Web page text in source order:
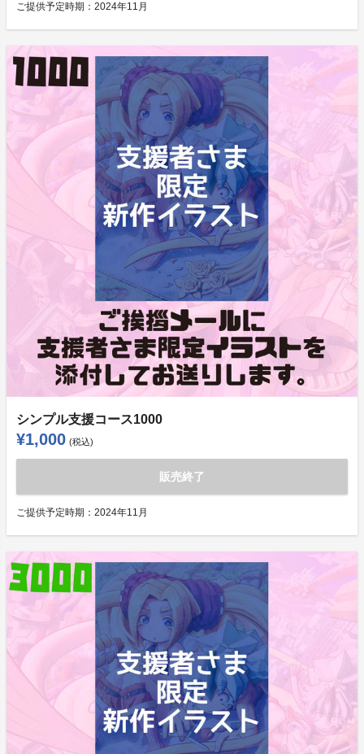
ご提供予定時期： 2024年11月
シンプル支援コース1000
¥1,000 (税込)
販売終了
ご提供予定時期： 2024年11月